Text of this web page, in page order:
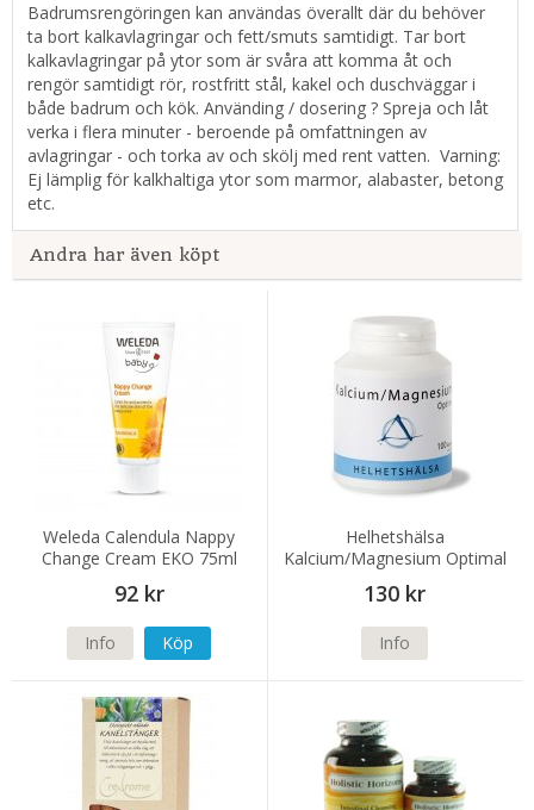
Badrumsrengöringen kan användas överallt där du behöver
ta bort kalkavlagringar och fett/smuts samtidigt. Tar bort
kalkavlagringar på ytor som är svåra att komma åt och
rengör samtidigt rör, rostfritt stål, kakel och duschväggar i
både badrum och kök. Använding / dosering ? Spreja och låt
verka i flera minuter - beroende på omfattningen av
avlagringar - och torka av och skölj med rent vatten. Varning:
Ej lämplig för kalkhaltiga ytor som marmor, alabaster, betong
etc.
Andra har även köpt
Weleda Calendula Nappy
Change Cream EKO 75ml
92 kr
Info Köp
Helhetshälsa
Kalcium/Magnesium Optimal
100 kapslar
130 kr
Info